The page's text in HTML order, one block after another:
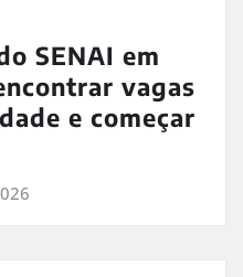
SENAI em
vagas
e começar